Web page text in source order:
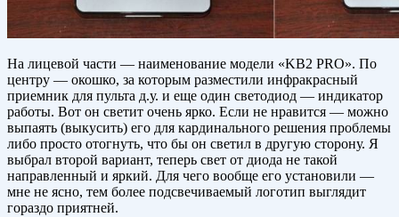
На лицевой части — наименование модели «KB2 PRO». По
центру — окошко, за которым разместили инфракрасный
приемник для пульта д.у. и еще один светодиод — индикатор
работы. Вот он светит очень ярко. Если не нравится — можно
выпаять (выкусить) его для кардинального решения проблемы
либо просто отогнуть, что бы он светил в другую сторону. Я
выбрал второй вариант, теперь свет от диода не такой
направленный и яркий. Для чего вообще его установили —
мне не ясно, тем более подсвечиваемый логотип выглядит
гораздо приятней.